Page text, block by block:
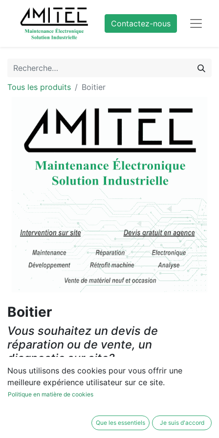
Contactez-nous
Tous les produits Boitier
Boitier
Vous souhaitez un devis de
réparation ou de vente, un
diagnostic sur site?
Contactez-nous
Les réparations et les ventes sont garanties
Nous utilisons des cookies pour vous offrir une
meilleure expérience utilisateur sur ce site.
Politique en matière de cookies
Que les essentiels Je suis d'accord